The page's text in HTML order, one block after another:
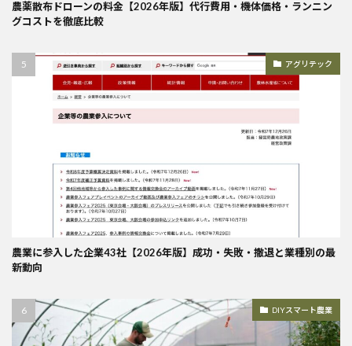
農薬散布ドローンの料金【2026年版】代行費用・機体価格・ランニン
グコストを徹底比較
アグリテック
農業に参入した企業43社【2026年版】成功・失敗・撤退と業種別の最
新動向
DIYスマート農業